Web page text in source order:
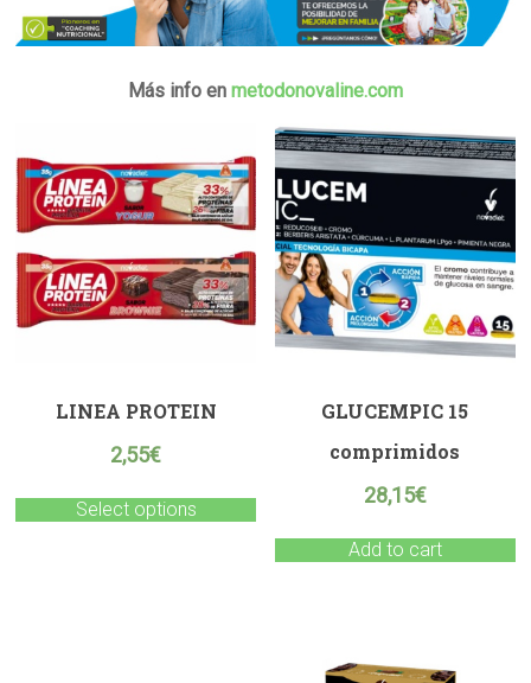
Más info en metodonovaline.com
LINEA PROTEIN
2,55€
Select options
GLUCEMPIC 15
comprimidos
28,15€
Add to cart